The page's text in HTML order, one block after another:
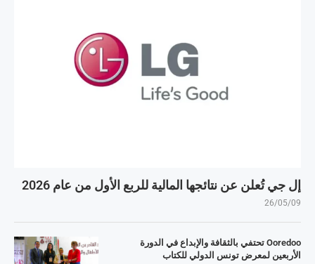
إل جي تُعلن عن نتائجها المالية للربع الأول من عام 2026
26/05/09
Ooredoo تحتفي بالثقافة والإبداع في الدورة
الأربعين لمعرض تونس الدولي للكتاب